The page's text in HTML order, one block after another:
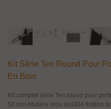
Kit Série Ten Round Pour
En Bois
Kit complet série Ten round pour
50 mm.Matière inox aisi304 finition